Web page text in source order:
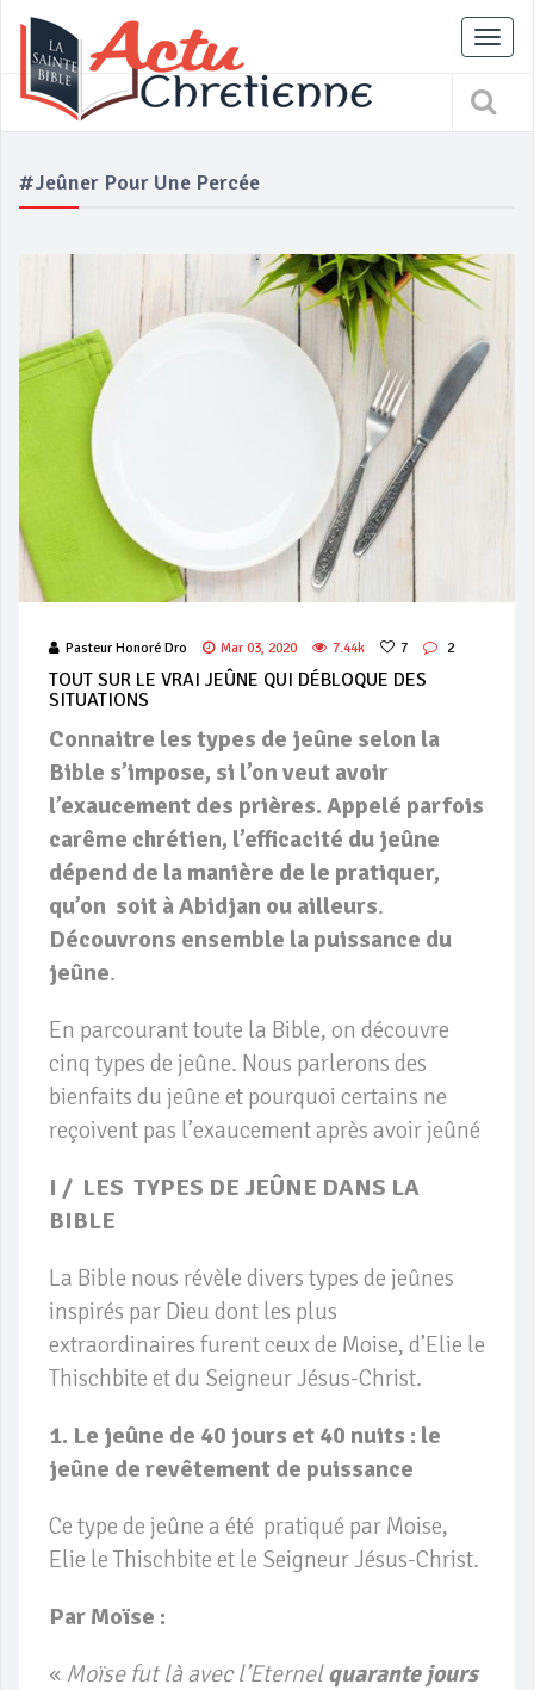
#jeûner Pour Une Percée
Pasteur Honoré Dro Mar 03, 2020 7.44k 7 2
TOUT SUR LE VRAI JEÛNE QUI DÉBLOQUE DES
SITUATIONS
Connaitre les types de jeûne selon la
Bible s’impose, si l’on veut avoir
l’exaucement des prières. Appelé parfois
carême chrétien, l’efficacité du jeûne
dépend de la manière de le pratiquer,
qu’on soit à Abidjan ou ailleurs.
Découvrons ensemble la puissance du
jeûne.
En parcourant toute la Bible, on découvre
cinq types de jeûne. Nous parlerons des
bienfaits du jeûne et pourquoi certains ne
reçoivent pas l’exaucement après avoir jeûné
I / LES TYPES DE JEÛNE DANS LA
BIBLE
La Bible nous révèle divers types de jeûnes
inspirés par Dieu dont les plus
extraordinaires furent ceux de Moise, d’Elie le
Thischbite et du Seigneur Jésus-Christ.
1. Le jeûne de 40 jours et 40 nuits : le
jeûne de revêtement de puissance
Ce type de jeûne a été pratiqué par Moise,
Elie le Thischbite et le Seigneur Jésus-Christ.
Par Moïse :
« Moïse fut là avec l’Eternelquarante jours